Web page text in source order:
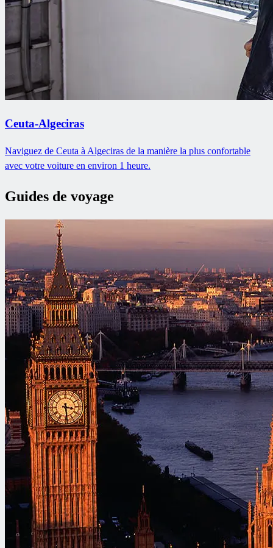
Ceuta-Algeciras
Naviguez de Ceuta à Algeciras de la manière la plus confortable
avec votre voiture en environ 1 heure.
Guides de voyage